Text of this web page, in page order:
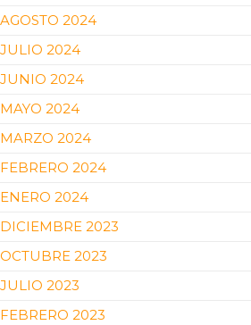
AGOSTO 2024
JULIO 2024
JUNIO 2024
MAYO 2024
MARZO 2024
FEBRERO 2024
ENERO 2024
DICIEMBRE 2023
OCTUBRE 2023
JULIO 2023
FEBRERO 2023